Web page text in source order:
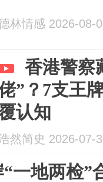
林情感 2026-08-
香港警察
”？7支王
认知
然简史 2026-07-
一地两检”